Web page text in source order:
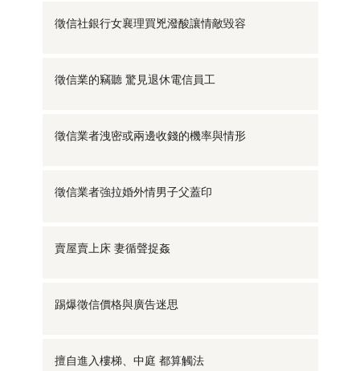
徵信社銀行女襄理買兇潑酸讓情敵毀容
徵信業的竊聽 驚見退休電信員工
徵信業者洩密或兩邊收錢的機率與情形
徵信業者強拉婚外情男子父蓋印
賣屋賣上床 妻循聲捉姦
踢爆徵信價格與廣告迷思
擅自進入樓梯、中庭 都算觸法